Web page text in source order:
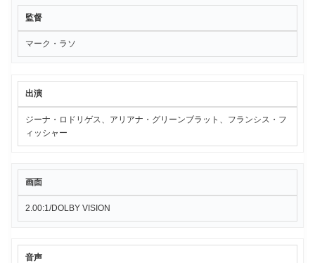
監督
マーク・ラソ
出演
ジーナ・ロドリゲス、アリアナ・グリーンブラット、フランシス・フ
ィッシャー
画面
2.00:1/DOLBY VISION
音声